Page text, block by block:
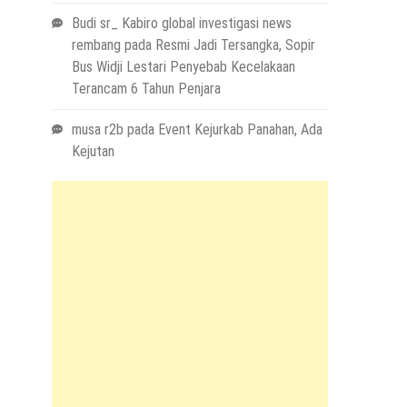
Budi sr_ Kabiro global investigasi news
rembang pada Resmi Jadi Tersangka, Sopir
Bus Widji Lestari Penyebab Kecelakaan
Terancam 6 Tahun Penjara
musa r2b pada Event Kejurkab Panahan, Ada
Kejutan